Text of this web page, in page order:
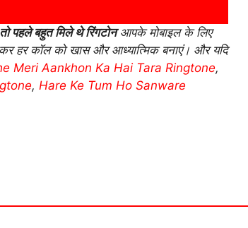
पहले बहुत मिले थे रिंगटोनआपके मोबाइल के लिए
हर कॉल को खास और आध्यात्मिक बनाएं। और यदि
Meri Aankhon Ka Hai Tara Ringtone,
, Hare Ke Tum Ho Sanware